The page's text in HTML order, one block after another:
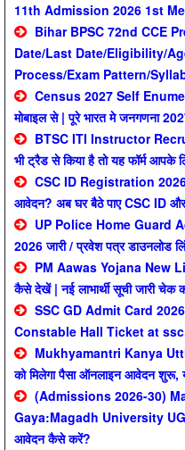
11th Admission 2026 1st
Bihar BPSC 72nd CCE
Date/Last Date/Eligibility/
Process/Exam Pattern/
Census 2027 Self
मोबाइल से | पूरे भारत मे जनगणना
BTSC ITI Instructor
भी ट्रैड से किया है तो यह फॉर्म आपके
CSC ID Registration
आवेदन? अब घर बैठे पाए CSC ID
UP Police Home Guard
2026 जारी / प्रवेश पत्र डाउनलोड
PM Aawas Yojana New
कैसे देखें | नई लाभार्थी सूची जारी चेक
SSC GD Admit Card
Constable Hall Ticket at
Mukhyamantri Kanya
को मिलेगा पैसा ऑनलाइन आवेदन
(Admissions 2026-30)
Gaya:Magadh University
आवेदन कैसे करें?